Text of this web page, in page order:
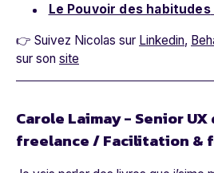
Le Pouvoir des habitudes
👉 Suivez Nicolas sur Linkedin,
sur son site
Carole Laimay - Senior
freelance / Facilitation &